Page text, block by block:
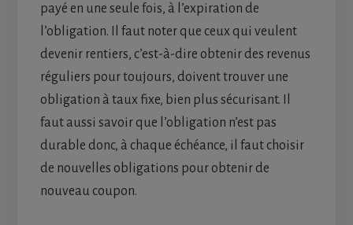
payé en une seule fois, à l’expiration de
l’obligation. Il faut noter que ceux qui veulent
devenir rentiers, c’est-à-dire obtenir des revenus
réguliers pour toujours, doivent trouver une
obligation à taux fixe, bien plus sécurisant. Il
faut aussi savoir que l’obligation n’est pas
durable donc, à chaque échéance, il faut choisir
de nouvelles obligations pour obtenir de
nouveau coupon.